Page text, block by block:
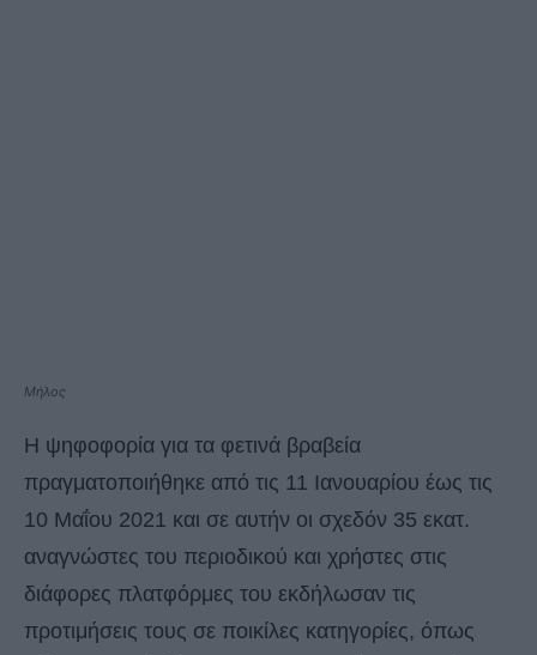
Μήλος
Η ψηφοφορία για τα φετινά βραβεία
πραγματοποιήθηκε από τις 11 Ιανουαρίου έως τις
10 Μαΐου 2021 και σε αυτήν οι σχεδόν 35 εκατ.
αναγνώστες του περιοδικού και χρήστες στις
διάφορες πλατφόρμες του εκδήλωσαν τις
προτιμήσεις τους σε ποικίλες κατηγορίες, όπως